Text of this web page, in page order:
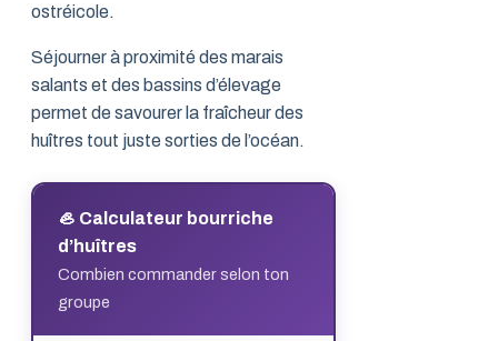
ostréicole.
Séjourner à proximité des marais
salants et des bassins d’élevage
permet de savourer la fraîcheur des
huîtres tout juste sorties de l’océan.
🦪 Calculateur bourriche
d’huîtres
Combien commander selon ton
groupe